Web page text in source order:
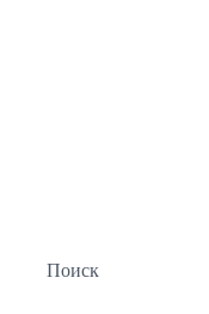
Поиск